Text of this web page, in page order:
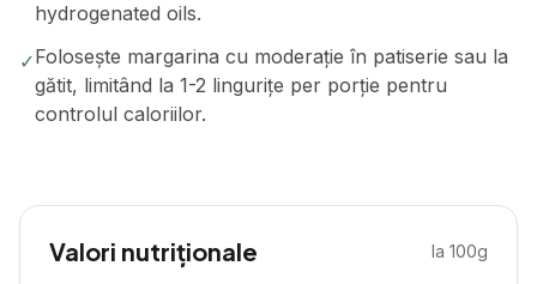
hydrogenated oils.
✓Folosește margarina cu moderație în patiserie sau la
gătit, limitând la 1-2 lingurițe per porție pentru
controlul caloriilor.
Valori nutriționale la 100g